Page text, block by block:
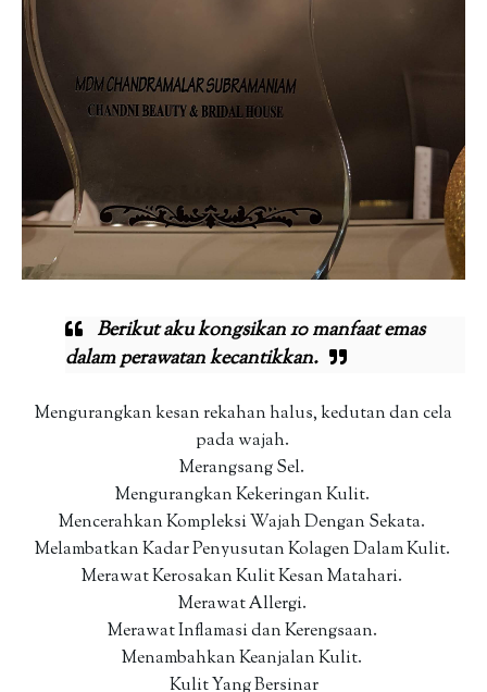
Berikut aku kongsikan 10 manfaat emas
dalam perawatan kecantikkan.
Mengurangkan kesan rekahan halus, kedutan dan cela
pada wajah.
Merangsang Sel.
Mengurangkan Kekeringan Kulit.
Mencerahkan Kompleksi Wajah Dengan Sekata.
Melambatkan Kadar Penyusutan Kolagen Dalam Kulit.
Merawat Kerosakan Kulit Kesan Matahari.
Merawat Allergi.
Merawat Inflamasi dan Kerengsaan.
Menambahkan Keanjalan Kulit.
Kulit Yang Bersinar